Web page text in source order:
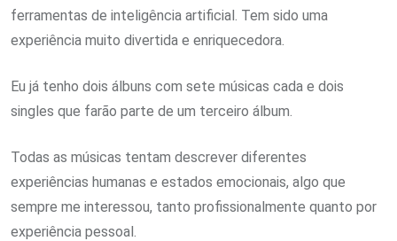
ferramentas de inteligência artificial. Tem sido uma
experiência muito divertida e enriquecedora.
Eu já tenho dois álbuns com sete músicas cada e dois
singles que farão parte de um terceiro álbum.
Todas as músicas tentam descrever diferentes
experiências humanas e estados emocionais, algo que
sempre me interessou, tanto profissionalmente quanto por
experiência pessoal.